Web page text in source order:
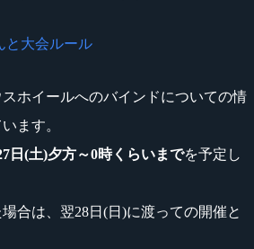
と大会ルール
ホイールへのバインドについての情
ます。
日(土)夕方～0時くらいまでを予定し
合は、翌28日(日)に渡っての開催と